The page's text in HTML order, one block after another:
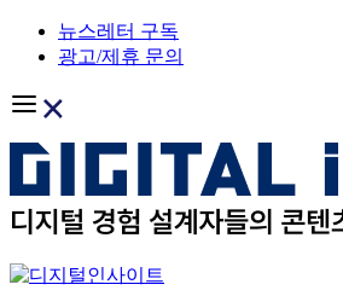
Skip
content
뉴스레터 구독
광고/제휴 문의